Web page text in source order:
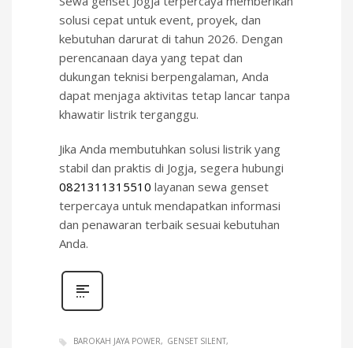
solusi cepat untuk event, proyek, dan
kebutuhan darurat di tahun 2026. Dengan
perencanaan daya yang tepat dan
dukungan teknisi berpengalaman, Anda
dapat menjaga aktivitas tetap lancar tanpa
khawatir listrik terganggu.
Jika Anda membutuhkan solusi listrik yang
stabil dan praktis di Jogja, segera hubungi
0821311315510 layanan sewa genset
terpercaya untuk mendapatkan informasi
dan penawaran terbaik sesuai kebutuhan
Anda.
BAROKAH JAYA POWER
GENSET SILENT